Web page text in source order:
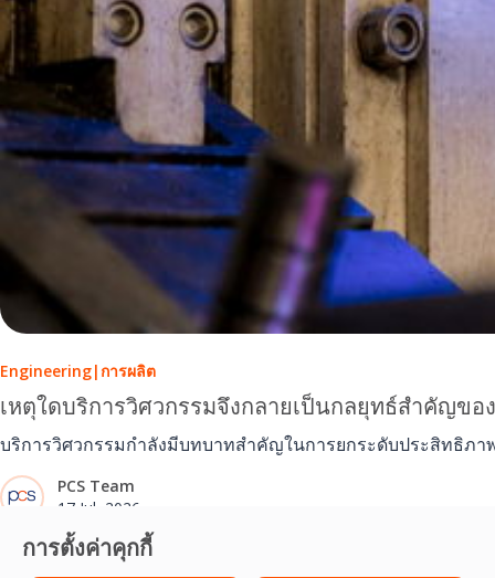
การตั้งค่าคุกกี้
Engineering|การผลิต
เหตุใดบริการวิศวกรรมจึงกลายเป็นกลยุทธ์สำคัญข
บริการวิศวกรรมกำลังมีบทบาทสำคัญในการยกระดับประสิทธิภา
PCS Team
17 Jul, 2026